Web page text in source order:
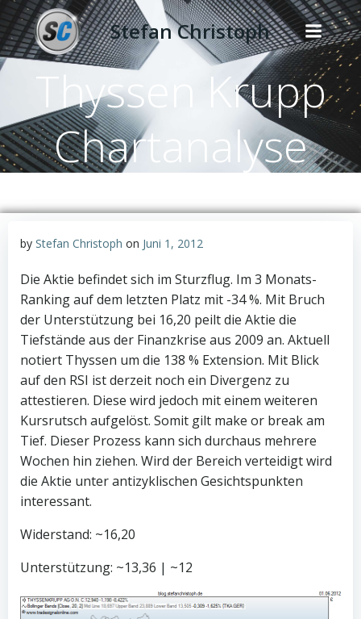
Zum
Inhalt
springen
Stefan Christoph
Thyssen Krupp
Chartanalyse
by Stefan Christoph on Juni 1, 2012
Die Aktie befindet sich im Sturzflug. Im 3 Monats-
Ranking auf dem letzten Platz mit -34 %. Mit Bruch
der Unterstützung bei 16,20 peilt die Aktie die
Tiefstände aus der Finanzkrise aus 2009 an. Aktuell
notiert Thyssen um die 138 % Extension. Mit Blick
auf den RSI ist derzeit noch ein Divergenz zu
attestieren. Diese wird jedoch mit einem weiteren
Kursrutsch aufgelöst. Somit gilt make or break am
Tief. Dieser Prozess kann sich durchaus mehrere
Wochen hin ziehen. Wird der Bereich verteidigt wird
die Aktie unter antizyklischen Gesichtspunkten
interessant.
Widerstand: ~16,20
Unterstützung: ~13,36 | ~12